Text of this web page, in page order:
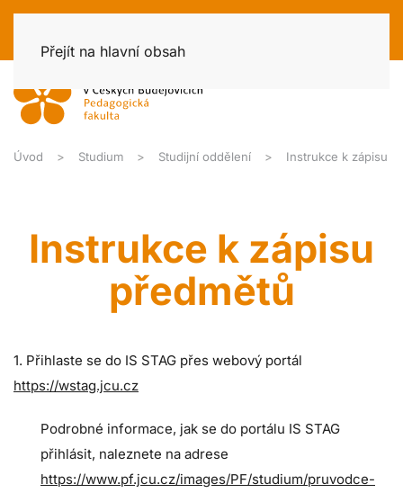
Přejít na hlavní obsah
Úvod Studium Studijní oddělení Instrukce k zápisu
Instrukce k zápisu
předmětů
1. Přihlaste se do IS STAG přes webový portál
https://wstag.jcu.cz
Podrobné informace, jak se do portálu IS STAG
přihlásit, naleznete na adrese
https://www.pf.jcu.cz/images/PF/studium/pruvodce-